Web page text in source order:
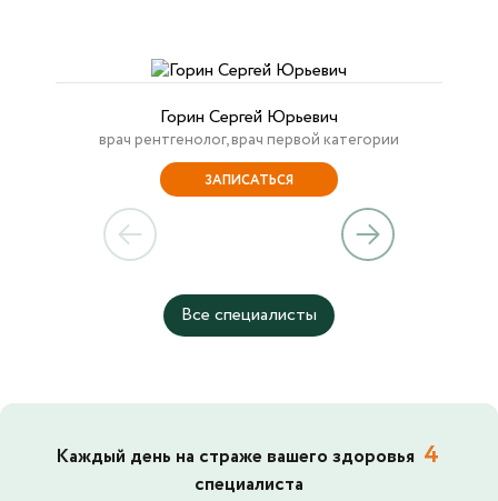
Горин Сергей Юрьевич
врач рентгенолог, врач первой категории
ЗАПИСАТЬСЯ
Все специалисты
Каждый день на страже вашего здоровья 4
специалиста